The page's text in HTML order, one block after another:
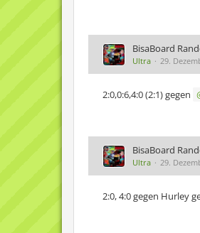
BisaBoard
Ultra 29.
2:0,0:6,4:0 (2:1) gegen
BisaBoard
Ultra 29.
2:0, 4:0 gegen Hurley